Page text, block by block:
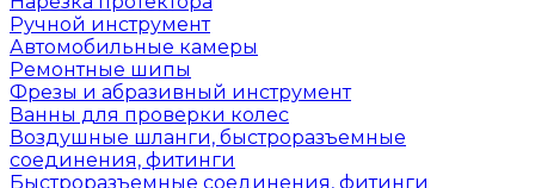
Ручной инструмент
Автомобильные камеры
Ремонтные шипы
Фрезы и абразивный инструмент
Ванны для проверки колес
Воздушные шланги, быстроразъемные
соединения, фитинги
Быстроразъемные соединения, фитинги